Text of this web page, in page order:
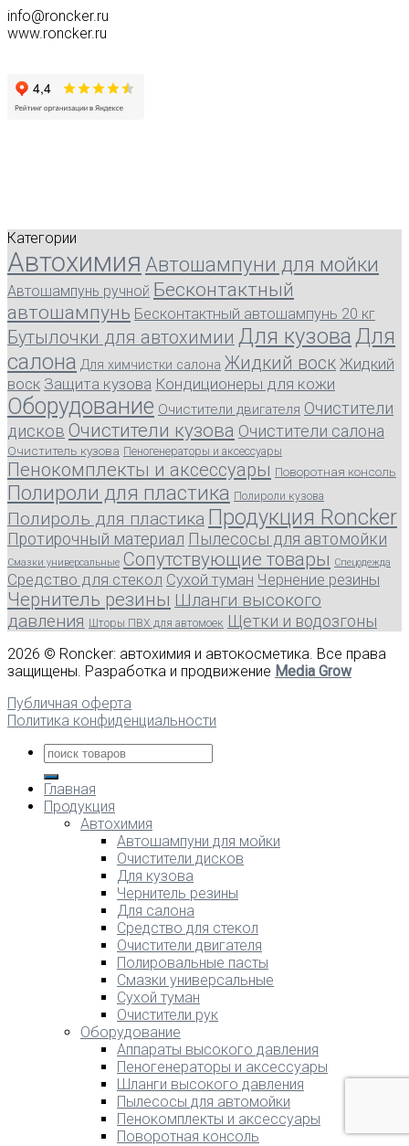
info@roncker.ru
www.roncker.ru
Категории
Автохимия Автошампуни для мойки
Автошампунь ручной Бесконтактный
автошампунь Бесконтактный автошампунь 20 кг
Бутылочки для автохимии Для кузоваДля
салона Для химчистки салона Жидкий воск Жидкий
воск Защита кузова Кондиционеры для кожи
Оборудование Очистители двигателя Очистители
дисков Очистители кузова Очистители салона
Очиститель кузова Пеногенераторы и аксессуары
Пенокомплекты и аксессуары Поворотная консоль
Полироли для пластика Полироли кузова
Полироль для пластика Продукция Roncker
Протирочный материал Пылесосы для автомойки
Смазки универсальные Сопутствующие товары Спецодежда
Средство для стекол Сухой туман Чернение резины
Чернитель резины Шланги высокого
давления Шторы ПВХ для автомоек Щетки и водозгоны
2026 © Roncker: автохимия и автокосметика. Все права
защищены. Разработка и продвижение Media Grow
Публичная оферта
Политика конфиденциальности
Главная
Продукция
Автохимия
Автошампуни для мойки
Очистители дисков
Для кузова
Чернитель резины
Для салона
Средство для стекол
Очистители двигателя
Полировальные пасты
Смазки универсальные
Сухой туман
Очистители рук
Оборудование
Аппараты высокого давления
Пеногенераторы и аксессуары
Шланги высокого давления
Пылесосы для автомойки
Пенокомплекты и аксессуары
Поворотная консоль